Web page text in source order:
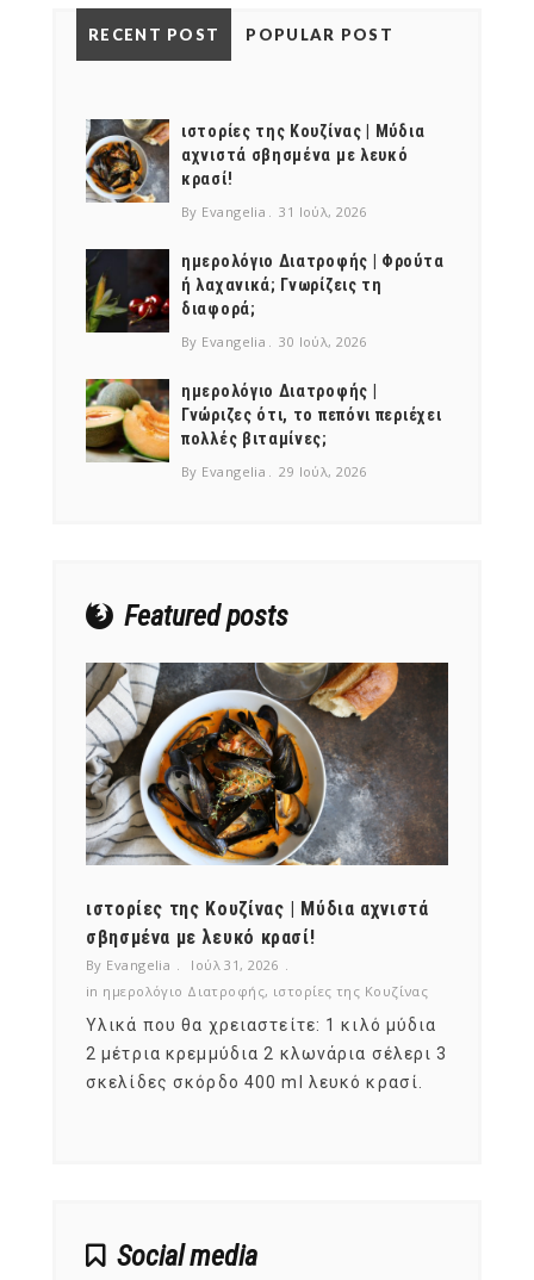
RECENT POST POPULAR POST
ιστορίες της Κουζίνας | Μύδια
αχνιστά σβησμένα με λευκό
κρασί!
By Evangelia 31 Ιούλ, 2026
ημερολόγιο Διατροφής | Φρούτα
ή λαχανικά; Γνωρίζεις τη
διαφορά;
By Evangelia 30 Ιούλ, 2026
ημερολόγιο Διατροφής |
Γνώριζες ότι, το πεπόνι περιέχει
πολλές βιταμίνες;
By Evangelia 29 Ιούλ, 2026
Featured posts
ιστορίες της Κουζίνας | Μύδια αχνιστά
σβησμένα με λευκό κρασί!
By Evangelia
Ιούλ 31, 2026
in ημερολόγιο Διατροφής, ιστορίες της Κουζίνας
Υλικά που θα χρειαστείτε: 1 κιλό μύδια
2 μέτρια κρεμμύδια 2 κλωνάρια σέλερι 3
σκελίδες σκόρδο 400 ml λευκό κρασί.
Social media
NEWSLETTER
Get ti
mel
y updates
fro
m
your favorite
products